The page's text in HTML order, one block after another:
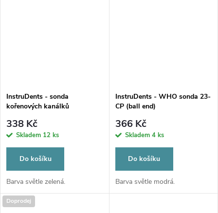
InstruDents - sonda
kořenových kanálků
338 Kč
Skladem 12 ks
Do košíku
Barva světle zelená.
InstruDents - WHO sonda 23-
CP (ball end)
366 Kč
Skladem 4 ks
Do košíku
Barva světle modrá.
Doprodej